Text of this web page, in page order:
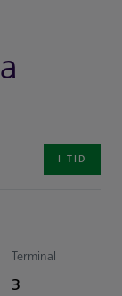
I TID
Terminal
3